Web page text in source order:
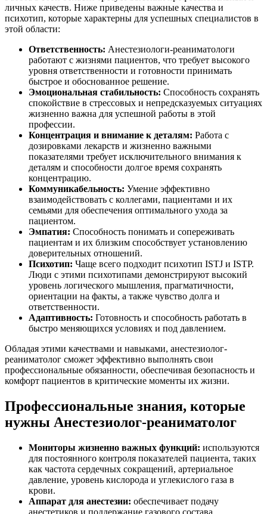
личных качеств. Ниже приведены важные качества и
психотип, которые характерны для успешных специалистов в
этой области:
Ответственность: Анестезиологи-реаниматологи
работают с жизнями пациентов, что требует высокого
уровня ответственности и готовности принимать
быстрое и обоснованное решение.
Эмоциональная стабильность: Способность сохранять
спокойствие в стрессовых и непредсказуемых ситуациях
жизненно важна для успешной работы в этой
профессии.
Концентрация и внимание к деталям: Работа с
дозировками лекарств и жизненно важными
показателями требует исключительного внимания к
деталям и способности долгое время сохранять
концентрацию.
Коммуникабельность: Умение эффективно
взаимодействовать с коллегами, пациентами и их
семьями для обеспечения оптимального ухода за
пациентом.
Эмпатия: Способность понимать и сопереживать
пациентам и их близким способствует установлению
доверительных отношений.
Психотип: Чаще всего подходит психотип ISTJ и ISTP.
Люди с этими психотипами демонстрируют высокий
уровень логического мышления, прагматичности,
ориентации на факты, а также чувство долга и
ответственности.
Адаптивность: Готовность и способность работать в
быстро меняющихся условиях и под давлением.
Обладая этими качествами и навыками, анестезиолог-
реаниматолог сможет эффективно выполнять свои
профессиональные обязанности, обеспечивая безопасность и
комфорт пациентов в критические моменты их жизни.
Профессиональные знания, которые
нужны Анестезиолог-реаниматолог
Мониторы жизненно важных функций: используются
для постоянного контроля показателей пациента, таких
как частота сердечных сокращений, артериальное
давление, уровень кислорода и углекислого газа в
крови.
Аппарат для анестезии: обеспечивает подачу
анестетиков и поддержание газового состава,